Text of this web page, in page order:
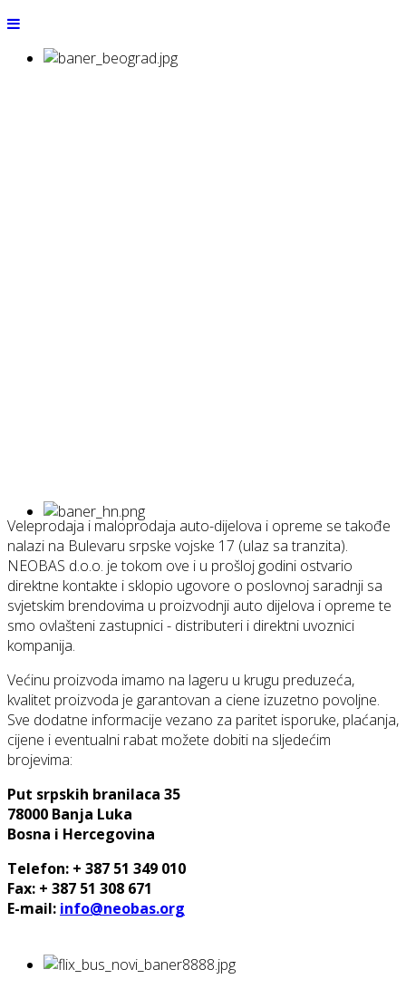
Veleprodaja i maloprodaja auto-dijelova i opreme se takođe
nalazi na Bulevaru srpske vojske 17 (ulaz sa tranzita).
NEOBAS d.o.o. je tokom ove i u prošloj godini ostvario
direktne kontakte i sklopio ugovore o poslovnoj saradnji sa
svjetskim brendovima u proizvodnji auto dijelova i opreme te
smo ovlašteni zastupnici - distributeri i direktni uvoznici
kompanija.
Većinu proizvoda imamo na lageru u krugu preduzeća,
kvalitet proizvoda je garantovan a ciene izuzetno povoljne.
Sve dodatne informacije vezano za paritet isporuke, plaćanja,
cijene i eventualni rabat možete dobiti na sljedećim
brojevima:
Put srpskih branilaca 35
78000 Banja Luka
Bosna i Hercegovina
Telefon: + 387 51 349 010
Fax: + 387 51 308 671
E-mail: info@neobas.org